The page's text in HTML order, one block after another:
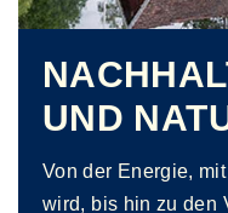
UND
Von der Energie,
wird, bis hin zu den